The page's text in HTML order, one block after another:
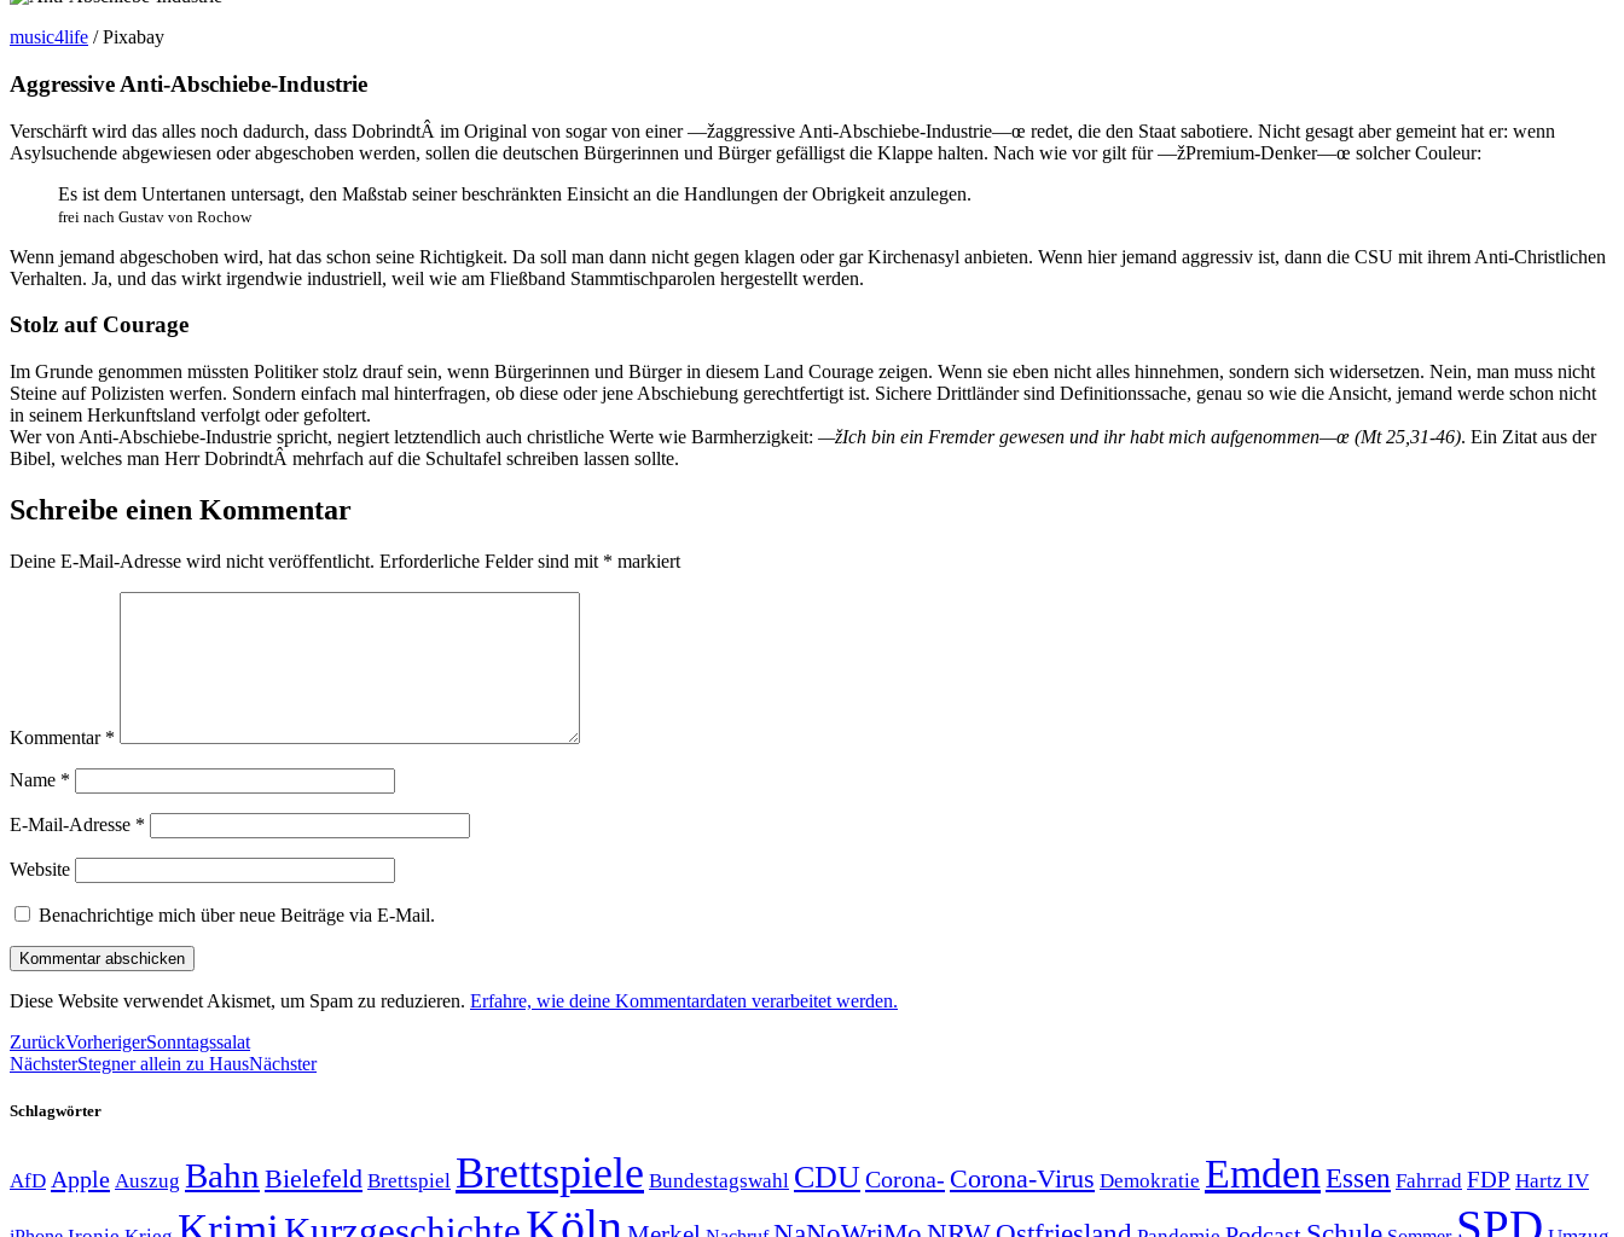
music4life / Pixabay
Aggressive Anti-Abschiebe-Industrie
Verschärft wird das alles noch dadurch, dass DobrindtÂ im Original von sogar von einer —žaggressive Anti-Abschiebe-Industrie—œ redet, die den Staat sabotiere. Nicht gesagt aber gemeint hat er: wenn
Asylsuchende abgewiesen oder abgeschoben werden, sollen die deutschen Bürgerinnen und Bürger gefälligst die Klappe halten. Nach wie vor gilt für —žPremium-Denker—œ solcher Couleur:
Es ist dem Untertanen untersagt, den Maßstab seiner beschränkten Einsicht an die Handlungen der Obrigkeit anzulegen.
frei nach Gustav von Rochow
Wenn jemand abgeschoben wird, hat das schon seine Richtigkeit. Da soll man dann nicht gegen klagen oder gar Kirchenasyl anbieten. Wenn hier jemand aggressiv ist, dann die CSU mit ihrem Anti-Christlichen
Verhalten. Ja, und das wirkt irgendwie industriell, weil wie am Fließband Stammtischparolen hergestellt werden.
Stolz auf Courage
Im Grunde genommen müssten Politiker stolz drauf sein, wenn Bürgerinnen und Bürger in diesem Land Courage zeigen. Wenn sie eben nicht alles hinnehmen, sondern sich widersetzen. Nein, man muss nicht
Steine auf Polizisten werfen. Sondern einfach mal hinterfragen, ob diese oder jene Abschiebung gerechtfertigt ist. Sichere Drittländer sind Definitionssache, genau so wie die Ansicht, jemand werde schon nicht
in seinem Herkunftsland verfolgt oder gefoltert.
Wer von Anti-Abschiebe-Industrie spricht, negiert letztendlich auch christliche Werte wie Barmherzigkeit: —žIch bin ein Fremder gewesen und ihr habt mich aufgenommen—œ (Mt 25,31-46). Ein Zitat aus der
Bibel, welches man Herr DobrindtÂ mehrfach auf die Schultafel schreiben lassen sollte.
Schreibe einen Kommentar
Deine E-Mail-Adresse wird nicht veröffentlicht. Erforderliche Felder sind mit * markiert
Kommentar *
Name *
E-Mail-Adresse *
Website
Benachrichtige mich über neue Beiträge via E-Mail.
Diese Website verwendet Akismet, um Spam zu reduzieren. Erfahre, wie deine Kommentardaten verarbeitet werden.
ZurückVorherigerSonntagssalat
NächsterStegner allein zu HausNächster
Schlagwörter
AfD Apple Auszug Bahn Bielefeld Brettspiel Brettspiele Bundestagswahl CDUCorona- Corona-Virus Demokratie Emden Essen Fahrrad FDP Hartz IV